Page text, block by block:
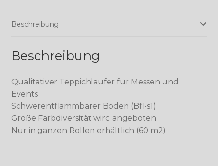
Beschreibung
Beschreibung
Qualitativer Teppichläufer für Messen und
Events
Schwerentflammbarer Boden (Bfl-s1)
Große Farbdiversität wird angeboten
Nur in ganzen Rollen erhältlich (60 m2)